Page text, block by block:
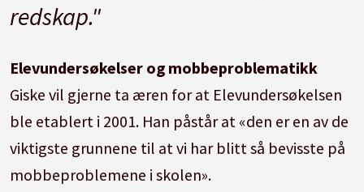
redskap."
Elevundersøkelser og mobbeproblematikk
Giske vil gjerne ta æren for at Elevundersøkelsen
ble etablert i 2001. Han påstår at «den er en av de
viktigste grunnene til at vi har blitt så bevisste på
mobbeproblemene i skolen».